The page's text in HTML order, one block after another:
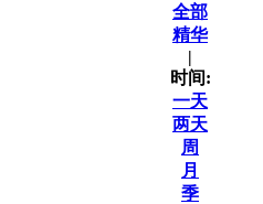
全部
精华
|
时间:
一天
两天
周
月
季